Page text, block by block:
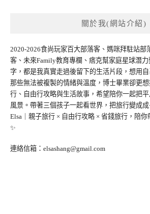
關於我(網站介紹)
2020-2026食尚玩家百大部落客、媽咪拜駐站部
客、未來Family教育專欄、痞克幫家庭星球潛
字，都是我真實走過後留下的生活片段，想用
那些無法被複製的情緒與溫度，博士畢業卻更
行、自由行攻略與生活故事，希望陪你一起把
風景。帶著三個孩子一起看世界，把旅行變成
Elsa｜親子旅行 × 自由行攻略 × 省錢旅行，陪你
✨
連絡信箱： elsashang@gmail.com